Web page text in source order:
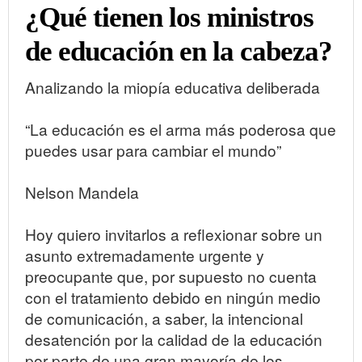
¿Qué tienen los ministros
de educación en la cabeza?
Analizando la miopía educativa deliberada
“La educación es el arma más poderosa que
puedes usar para cambiar el mundo”
Nelson Mandela
Hoy quiero invitarlos a reflexionar sobre un
asunto extremadamente urgente y
preocupante que, por supuesto no cuenta
con el tratamiento debido en ningún medio
de comunicación, a saber, la intencional
desatención por la calidad de la educación